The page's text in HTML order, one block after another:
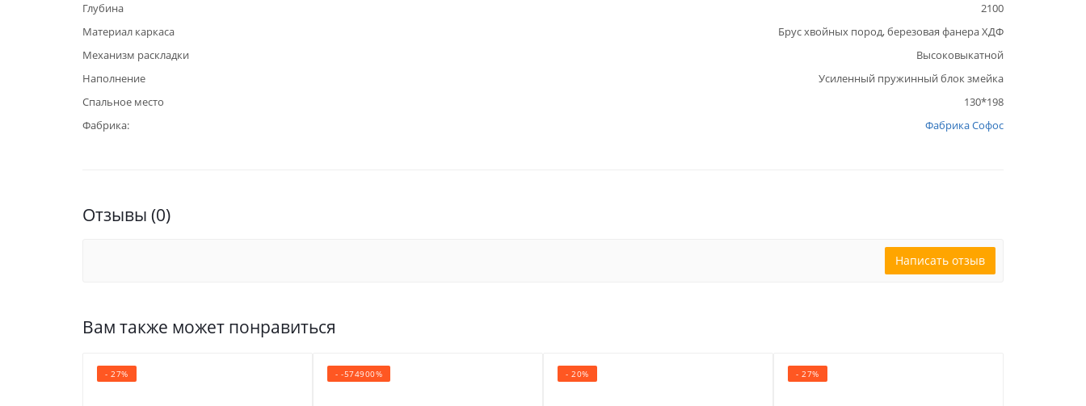
Глубина
2100
Материал каркаса
Брус хвойных пород, березовая фанера ХДФ
Механизм раскладки
Высоковыкатной
Наполнение
Усиленный пружинный блок змейка
Спальное место
130*198
Фабрика:
Фабрика Софос
Отзывы (0)
Написать отзыв
Вам также может понравиться
- 27% - -574900% - 20% - 27%